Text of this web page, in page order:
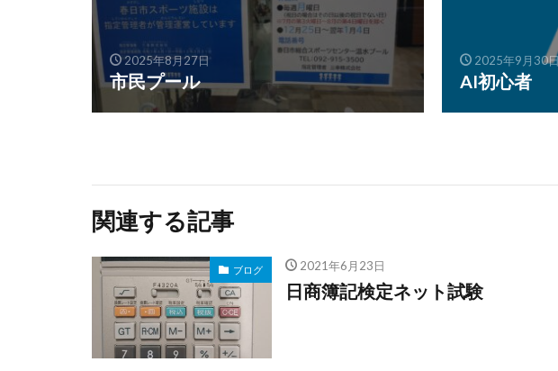
2025年8月27日
市民プール
2025年9月30日
AI初心者
関連する記事
ブログ 2021年6月23日
日商簿記検定ネット試験